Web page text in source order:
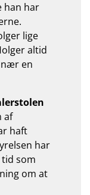
han har
lige
altid
nær en
af
haft
har
som
om at